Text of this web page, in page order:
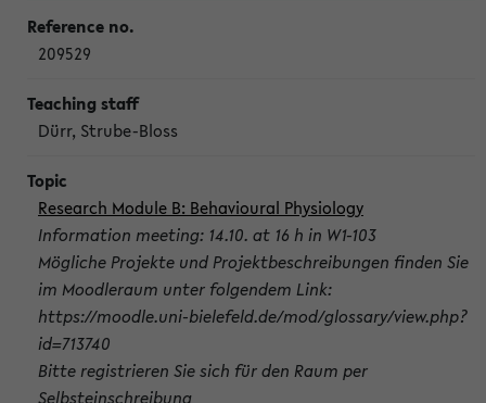
209529
Dürr, Strube-Bloss
Research Module B: Behavioural Physiology
Information meeting: 14.10. at 16 h in W1-103
Mögliche Projekte und Projektbeschreibungen finden Sie
im Moodleraum unter folgendem Link:
https://moodle.uni-bielefeld.de/mod/glossary/view.php?
id=713740
Bitte registrieren Sie sich für den Raum per
Selbsteinschreibung